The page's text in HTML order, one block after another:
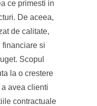
ce primesti in
De aceea,
de calitate,
financiare si
Scopul
la o crestere
avea clienti
contractuale